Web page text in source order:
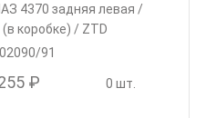
4370 задняя левая /
коробке) / ZTD
91
₽ 0 шт.